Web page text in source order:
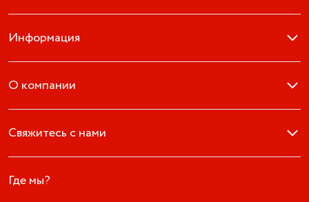
Информация
О компании
Свяжитесь с нами
Где мы?